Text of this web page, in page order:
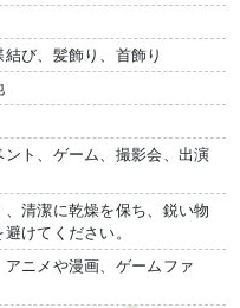
び、髪飾り、首飾り
ト、ゲーム、撮影会、出演
清潔に乾燥を保ち、鋭い物
けてください。
ニメや漫画、ゲームファ